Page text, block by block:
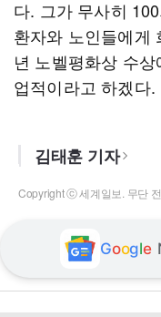
다. 그가 무사히
환자와 노인들에게
년 노벨평화상 수
업적이라고 하겠다.
김태훈 기자
Copyright ⓒ 세계일보. 무단
Google